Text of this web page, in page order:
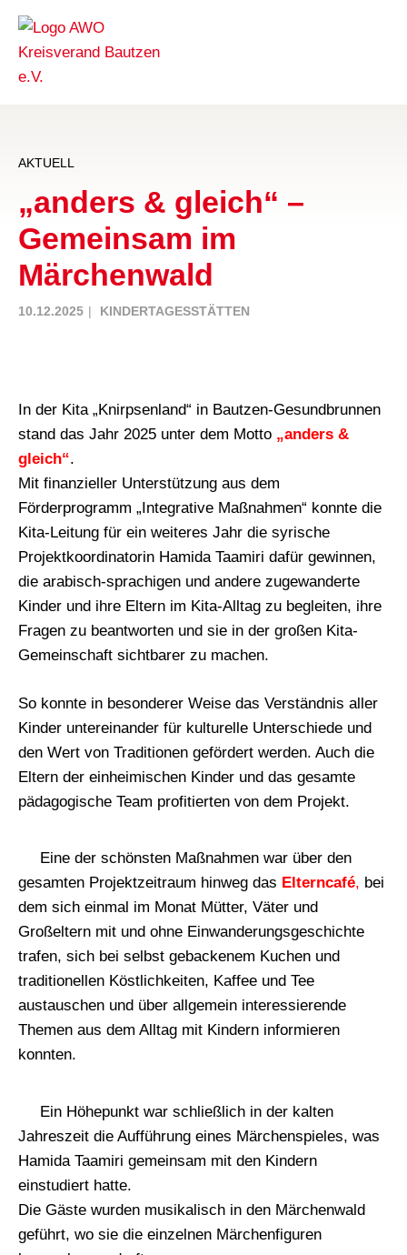
AKTUELL
„anders & gleich“ –
Gemeinsam im
Märchenwald
10.12.2025 KINDERTAGESSTÄTTEN
In der Kita „Knirpsenland“ in Bautzen-Gesundbrunnen
stand das Jahr 2025 unter dem Motto „anders &
gleich“.
Mit finanzieller Unterstützung aus dem
Förderprogramm „Integrative Maßnahmen“ konnte die
Kita-Leitung für ein weiteres Jahr die syrische
Projektkoordinatorin Hamida Taamiri dafür gewinnen,
die arabisch-sprachigen und andere zugewanderte
Kinder und ihre Eltern im Kita-Alltag zu begleiten, ihre
Fragen zu beantworten und sie in der großen Kita-
Gemeinschaft sichtbarer zu machen.
So konnte in besonderer Weise das Verständnis aller
Kinder untereinander für kulturelle Unterschiede und
den Wert von Traditionen gefördert werden. Auch die
Eltern der einheimischen Kinder und das gesamte
pädagogische Team profitierten von dem Projekt.
Eine der schönsten Maßnahmen war über den
gesamten Projektzeitraum hinweg das Elterncafé, bei
dem sich einmal im Monat Mütter, Väter und
Großeltern mit und ohne Einwanderungsgeschichte
trafen, sich bei selbst gebackenem Kuchen und
traditionellen Köstlichkeiten, Kaffee und Tee
austauschen und über allgemein interessierende
Themen aus dem Alltag mit Kindern informieren
konnten.
Ein Höhepunkt war schließlich in der kalten
Jahreszeit die Aufführung eines Märchenspieles, was
Hamida Taamiri gemeinsam mit den Kindern
einstudiert hatte.
Die Gäste wurden musikalisch in den Märchenwald
geführt, wo sie die einzelnen Märchenfiguren